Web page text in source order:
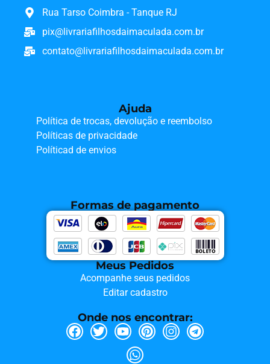
Rua Tarso Coimbra - Tanque RJ
pix@livrariafilhosdaimaculada.com.br
contato@livrariafilhosdaimaculada.com.br
Ajuda
Política de trocas, devolução e reembolso
Políticas de privacidade
Políticad de envios
Formas de pagamento
Meus Pedidos
Acompanhe seus pedidos
Editar cadastro
Onde nos encontrar: